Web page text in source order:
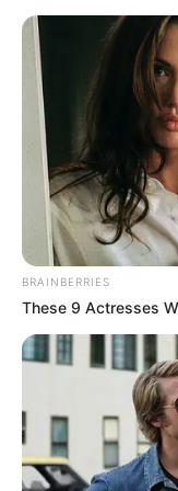
BRAINBERRIES
These 9 Actresses